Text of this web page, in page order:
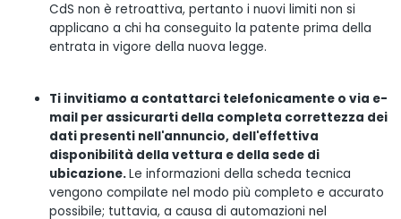
CdS non è retroattiva, pertanto i nuovi limiti non si
applicano a chi ha conseguito la patente prima della
entrata in vigore della nuova legge.
Ti invitiamo a contattarci telefonicamente o via e-
mail per assicurarti della completa correttezza dei
dati presenti nell'annuncio, dell'effettiva
disponibilità della vettura e della sede di
ubicazione.Le informazioni della scheda tecnica
vengono compilate nel modo più completo e accurato
possibile; tuttavia, a causa di automazioni nel